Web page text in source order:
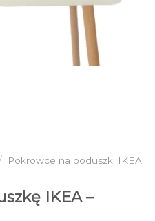
Pokrowce na poduszki IKEA
IKEA –